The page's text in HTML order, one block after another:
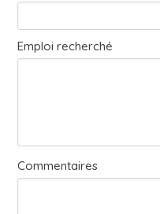
Emploi recherché
Commentaires